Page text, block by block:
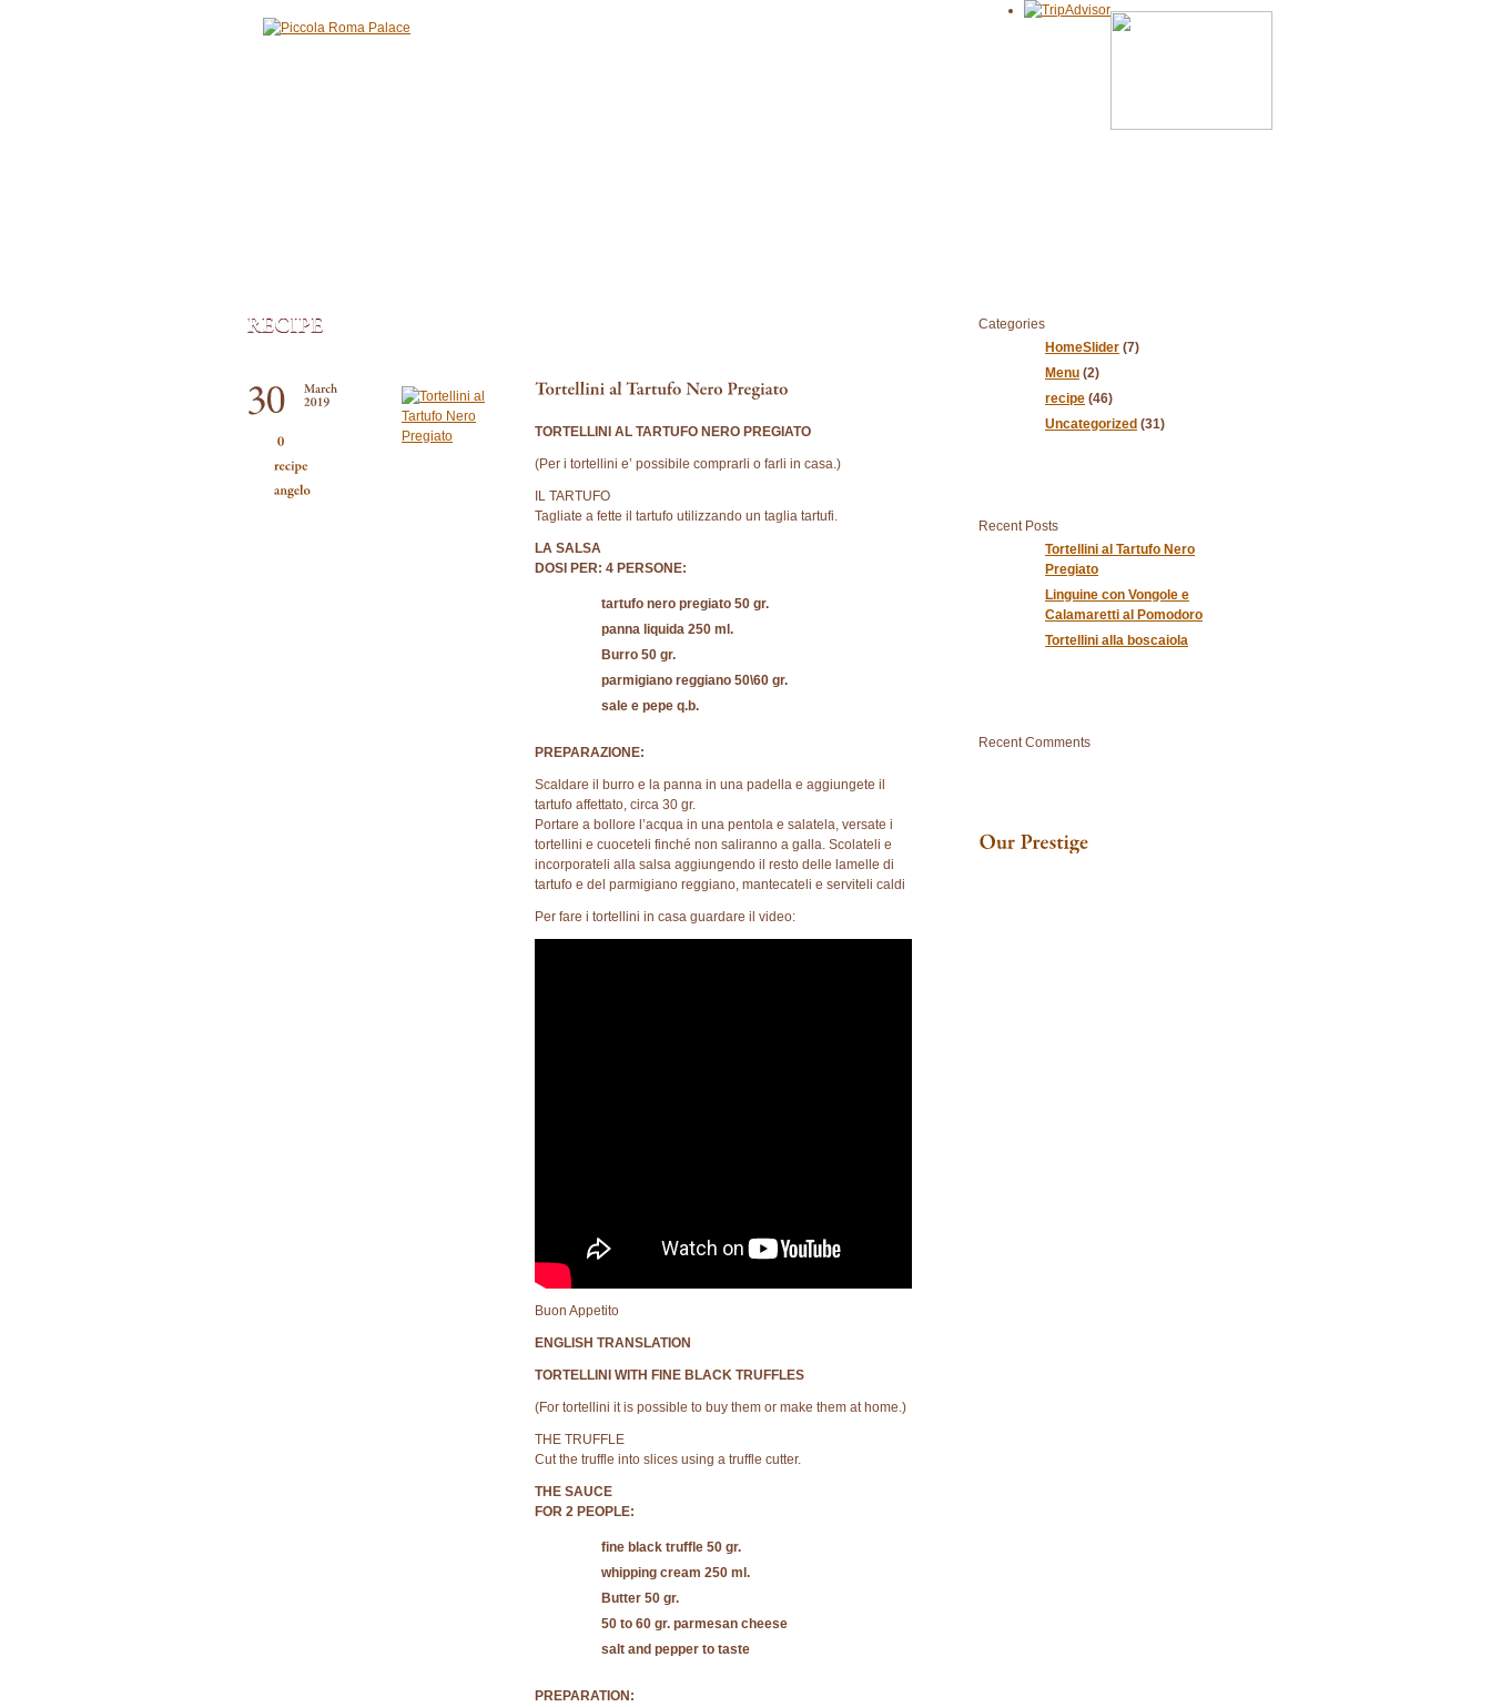
TORTELLINI AL TARTUFO NERO PREGIATO
(Per i tortellini e’ possibile comprarli o farli in casa.)
IL TARTUFO
Tagliate a fette il tartufo utilizzando un taglia tartufi.
LA SALSA
DOSI PER: 4 PERSONE:
tartufo nero pregiato 50 gr.
panna liquida 250 ml.
Burro 50 gr.
parmigiano reggiano 50\60 gr.
sale e pepe q.b.
PREPARAZIONE:
Scaldare il burro e la panna in una padella e aggiungete il
tartufo affettato, circa 30 gr.
Portare a bollore l’acqua in una pentola e salatela, versate i
tortellini e cuoceteli finché non saliranno a galla. Scolateli e
incorporateli alla salsa aggiungendo il resto delle lamelle di
tartufo e del parmigiano reggiano, mantecateli e serviteli caldi
Per fare i tortellini in casa guardare il video:
Buon Appetito
ENGLISH TRANSLATION
TORTELLINI WITH FINE BLACK TRUFFLES
(For tortellini it is possible to buy them or make them at home.)
THE TRUFFLE
Cut the truffle into slices using a truffle cutter.
THE SAUCE
FOR 2 PEOPLE:
fine black truffle 50 gr.
whipping cream 250 ml.
Butter 50 gr.
50 to 60 gr. parmesan cheese
salt and pepper to taste
PREPARATION:
Categories
HomeSlider (7)
Menu (2)
recipe (46)
Uncategorized (31)
Recent Posts
Tortellini al Tartufo Nero
Pregiato
Linguine con Vongole e
Calamaretti al Pomodoro
Tortellini alla boscaiola
Recent Comments